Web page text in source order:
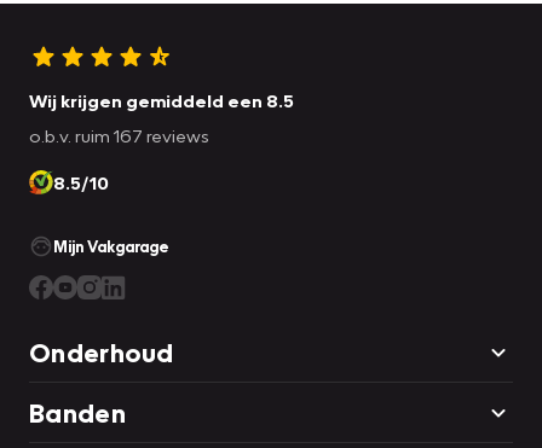
Wij krijgen gemiddeld een 8.5
o.b.v. ruim 167 reviews
8.5/10
Mijn Vakgarage
Onderhoud
Banden